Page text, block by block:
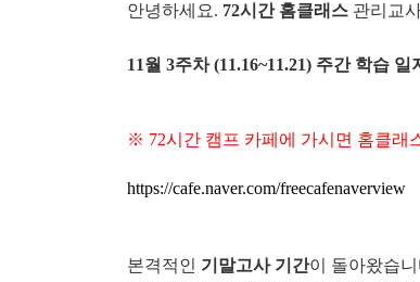
안녕하세요. 72시간 홈클래스 관리교
11월 3주차 (11.16~11.21) 주간 학습 일
※ 72시간 캠프 카페에 가시면 홈클래
https://cafe.naver.com/freecafenaverview
본격적인 기말고사 기간이 돌아왔습